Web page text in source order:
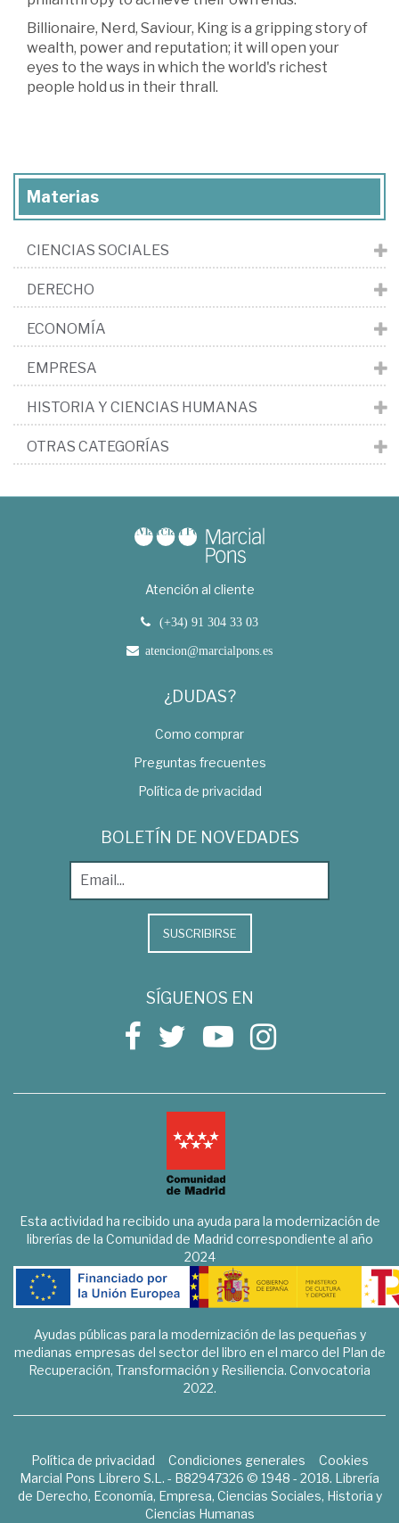
Billionaire, Nerd, Saviour, King is a gripping story of
wealth, power and reputation; it will open your
eyes to the ways in which the world's richest
people hold us in their thrall.
Materias
CIENCIAS SOCIALES
DERECHO
ECONOMÍA
EMPRESA
HISTORIA Y CIENCIAS HUMANAS
OTRAS CATEGORÍAS
Atención al cliente
(+34) 91 304 33 03
atencion@marcialpons.es
¿DUDAS?
Como comprar
Preguntas frecuentes
Política de privacidad
BOLETÍN DE NOVEDADES
SUSCRIBIRSE
SÍGUENOS EN
Esta actividad ha recibido una ayuda para la modernización de
librerías de la Comunidad de Madrid correspondiente al año
2024
Ayudas públicas para la modernización de las pequeñas y
medianas empresas del sector del libro en el marco del Plan de
Recuperación, Transformación y Resiliencia. Convocatoria
2022.
Política de privacidad Condiciones generales
Cookies
Marcial Pons Librero S.L. - B82947326 © 1948 - 2018. Librería
de Derecho, Economía, Empresa, Ciencias Sociales, Historia y
Ciencias Humanas